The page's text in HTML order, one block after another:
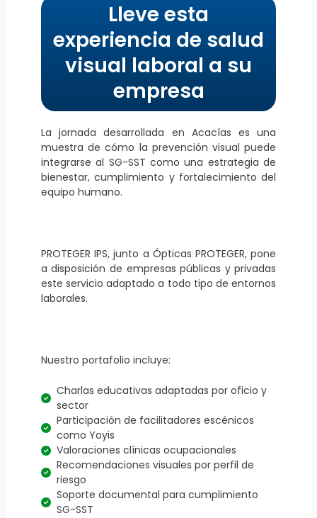
Lleve esta
experiencia de salud
visual laboral a su
empresa
La jornada desarrollada en Acacías es una
muestra de cómo la prevención visual puede
integrarse al SG-SST como una estrategia de
bienestar, cumplimiento y fortalecimiento del
equipo humano.
PROTEGER IPS, junto a Ópticas PROTEGER, pone
a disposición de empresas públicas y privadas
este servicio adaptado a todo tipo de entornos
laborales.
Nuestro portafolio incluye:
Charlas educativas adaptadas por oficio y
sector
Participación de facilitadores escénicos
como Yoyis
Valoraciones clínicas ocupacionales
Recomendaciones visuales por perfil de
riesgo
Soporte documental para cumplimiento
SG-SST